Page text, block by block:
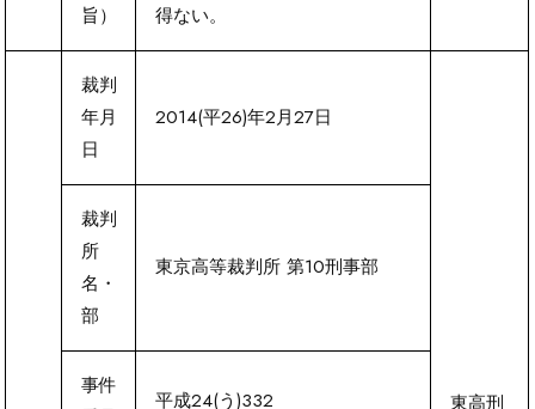
旨）
得ない。
裁判
年月
日
2014(平26)年2月27日
東高刑
裁判
所
名・
部
東京高等裁判所 第10刑事部
事件
平成24(う)332